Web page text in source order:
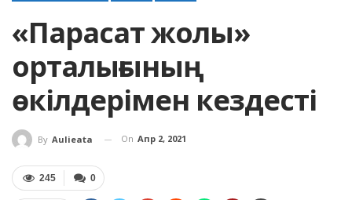
«Парасат жолы»
орталығының
өкілдерімен кездесті
By Aulieata On Апр 2, 2021
0
245